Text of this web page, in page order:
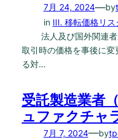
7月 24, 2024—by
in III. 移転価格リス
法人及び国外関連者
取引時の価格を事後に
る対…
受託製造業者
ュファクチャ
7月 7, 2024—by